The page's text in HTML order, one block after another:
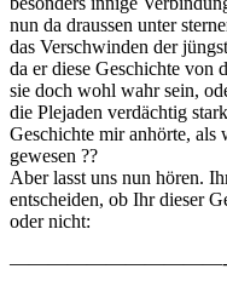
nun da draussen unter
das Verschwinden der
da er diese Geschichte von
sie doch wohl wahr sein,
die Plejaden verdächtig
Geschichte mir anhörte, als
gewesen ??
Aber lasst uns nun hören.
entscheiden, ob Ihr dieser
oder nicht:
———————————-